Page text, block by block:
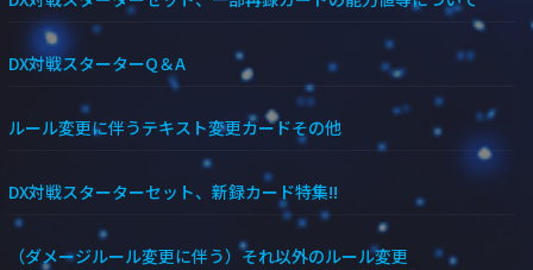
DX対戦スターターQ＆A
ルール変更に伴うテキスト変更カードその他
DX対戦スターターセット、新録カード特集!!
（ダメージルール変更に伴う）それ以外のルール変更